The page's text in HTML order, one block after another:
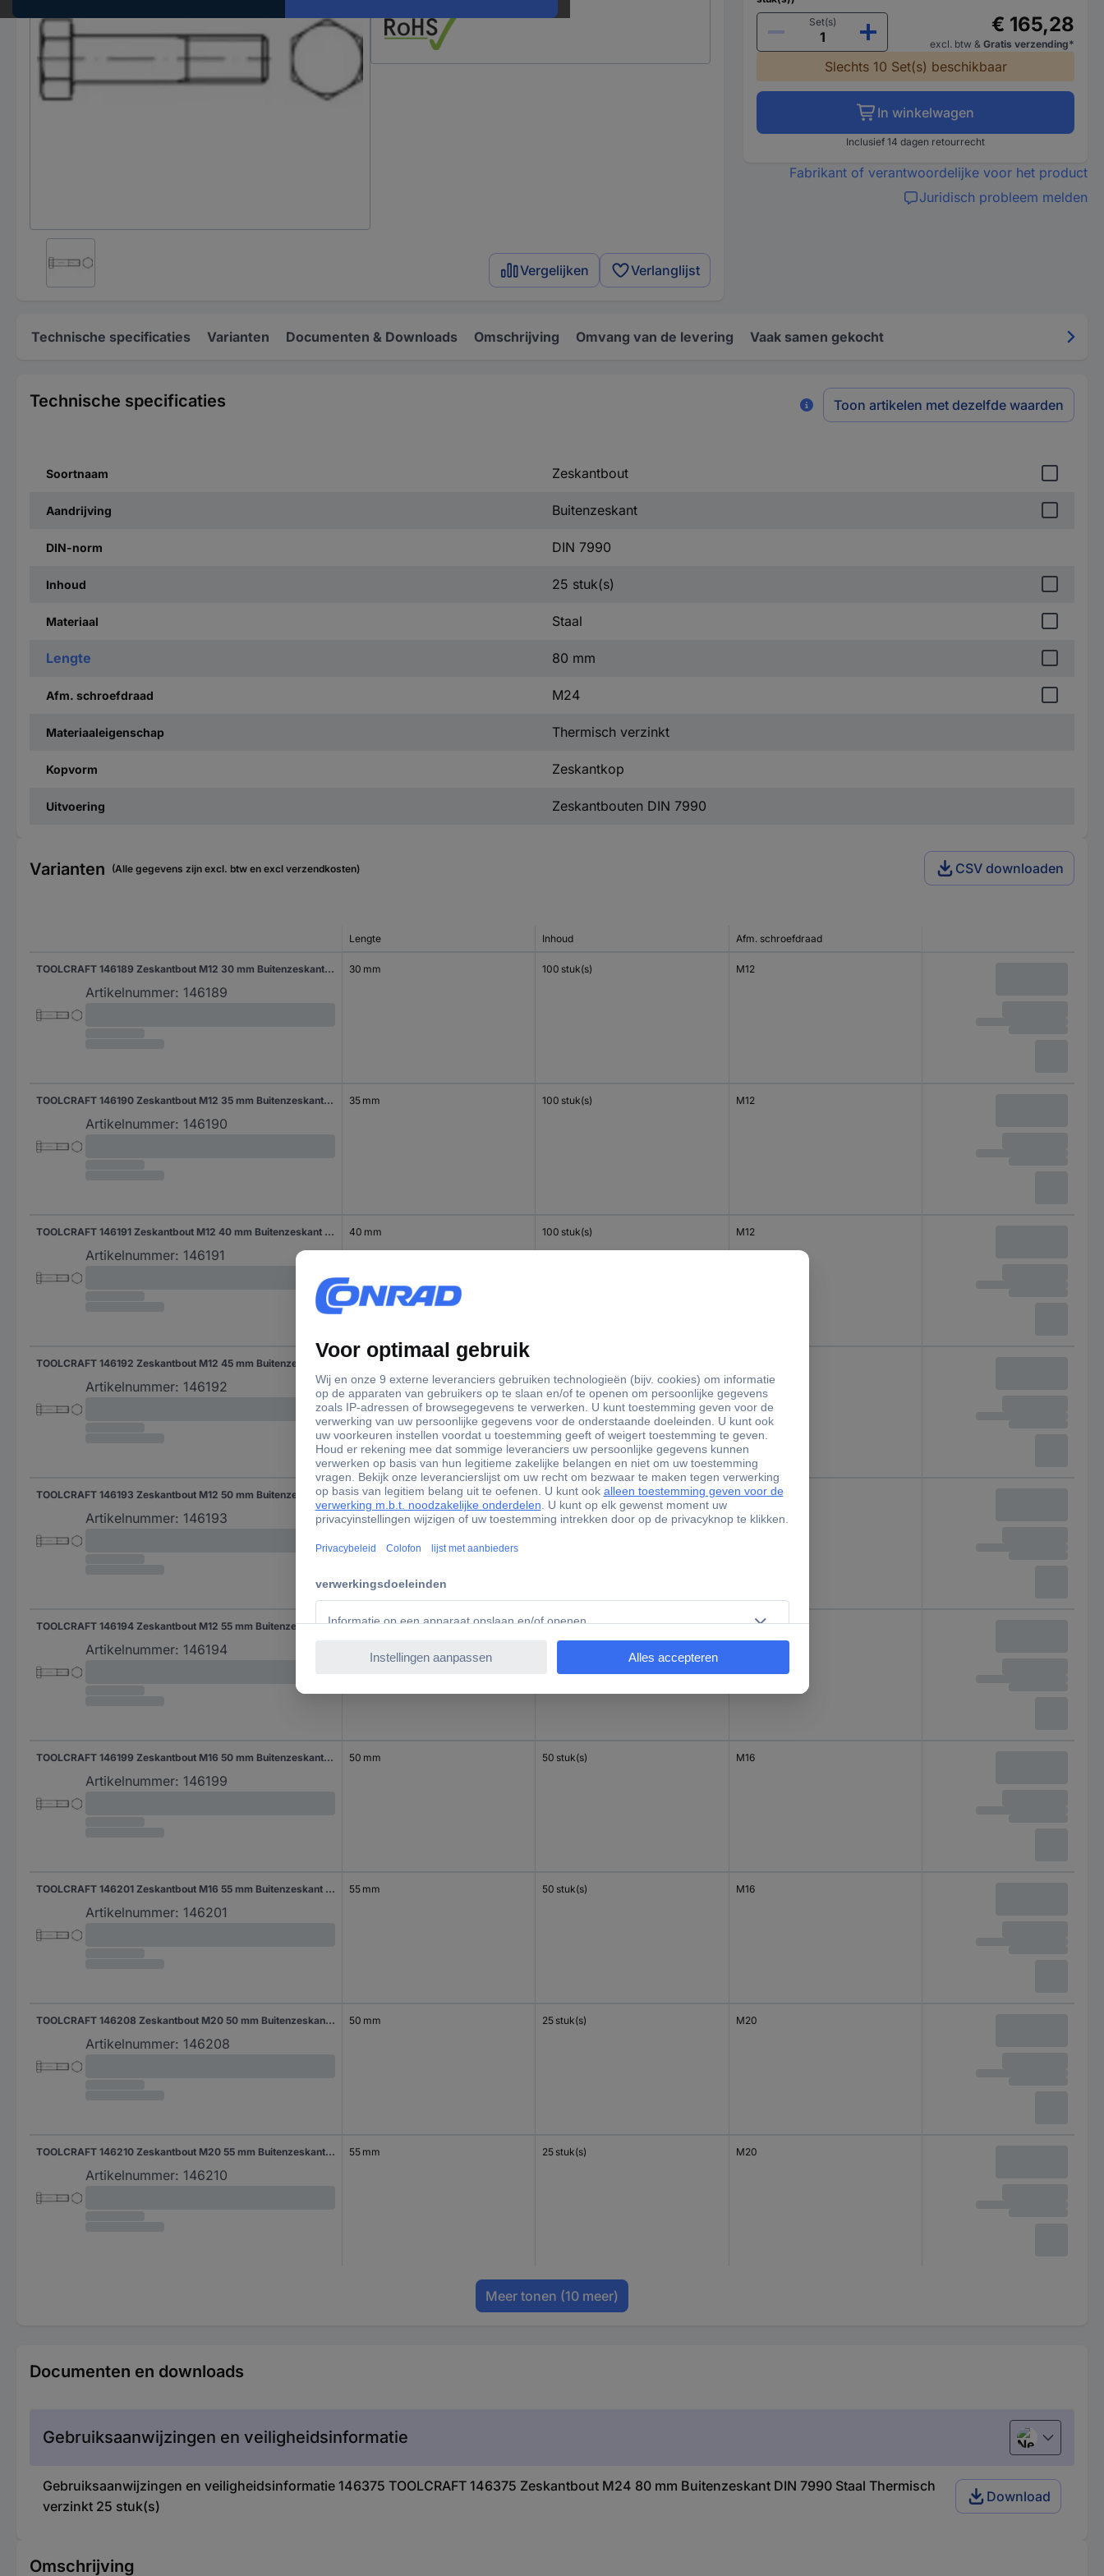
Vergelijken Verlanglijst
Set(s)
€ 165,28
excl. btw & Gratis verzending*
Slechts 10 Set(s) beschikbaar
In winkelwagen
Inclusief 14 dagen retourrecht
Fabrikant of verantwoordelijke voor het product
Juridisch probleem melden
Technische specificaties Varianten Documenten & Downloads Omschrijving Omvang van de levering Vaak samen gekocht
Technische specificaties Toon artikelen met dezelfde waarden
Soortnaam Zeskantbout
Aandrijving Buitenzeskant
DIN-norm DIN 7990
Inhoud 25 stuk(s)
Materiaal Staal
Lengte 80 mm
Afm. schroefdraad M24
Materiaaleigenschap Thermisch verzinkt
Kopvorm Zeskantkop
Uitvoering Zeskantbouten DIN 7990
Varianten (Alle gegevens zijn excl. btw en excl verzendkosten) CSV downloaden
Lengte Inhoud Afm. schroefdraad
TOOLCRAFT 146189 Zeskantbout M12 30 mm Buitenzeskant DIN 7990 Staal 100 stuk(s)
Artikelnummer: 146189
30 mm 100 stuk(s) M12
TOOLCRAFT 146190 Zeskantbout M12 35 mm Buitenzeskant DIN 7990 Staal 100 stuk(s)
Artikelnummer: 146190
35 mm 100 stuk(s) M12
TOOLCRAFT 146191 Zeskantbout M12 40 mm Buitenzeskant DIN 7990 Staal 100 stuk(s)
Artikelnummer: 146191
40 mm 100 stuk(s) M12
Artikelnummer: 146192
45 mm
TOOLCRAFT 146193 Zeskantbout M12 50 mm Buitenzeskant DIN 7990 Staal 100 stuk(s)
Artikelnummer: 146193
50 mm 100 stuk(s) M12
TOOLCRAFT 146194 Zeskantbout M12 55 mm Buitenzeskant DIN 7990 Staal 100 stuk(s)
Artikelnummer: 146194
55 mm 100 stuk(s) M12
TOOLCRAFT 146199 Zeskantbout M16 50 mm Buitenzeskant DIN 7990 Staal 50 stuk(s)
Artikelnummer: 146199
50 mm 50 stuk(s) M16
TOOLCRAFT 146201 Zeskantbout M16 55 mm Buitenzeskant DIN 7990 Staal 50 stuk(s)
Artikelnummer: 146201
55 mm 50 stuk(s) M16
TOOLCRAFT 146208 Zeskantbout M20 50 mm Buitenzeskant DIN 7990 Staal 25 stuk(s)
Artikelnummer: 146208
50 mm 25 stuk(s) M20
TOOLCRAFT 146210 Zeskantbout M20 55 mm Buitenzeskant DIN 7990 Staal 25 stuk(s)
Artikelnummer: 146210
55 mm 25 stuk(s) M20
Meer tonen (10 meer)
Documenten en downloads
Gebruiksaanwijzingen en veiligheidsinformatie Nederlands
Gebruiksaanwijzingen en veiligheidsinformatie 146375 TOOLCRAFT 146375 Zeskantbout M24 80 mm Buitenzeskant DIN 7990 Staal Thermisch
verzinkt 25 stuk(s)
Download
Omschrijving